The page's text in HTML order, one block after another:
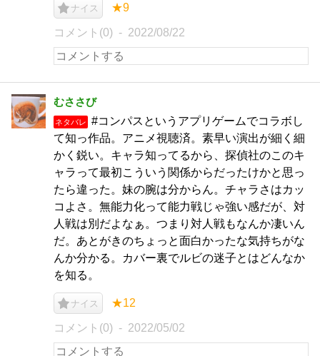
ナイス ★9
コメント(0) 2022/08/22
むささび
ネタバレ
#コンパスというアプリゲームでコラボし
て知っ作品。アニメ視聴済。素早い演出が細く細
かく鋭い。キャラ知ってるから、探偵社のこのキ
ャラって最初こういう関係からだったけかと思っ
たら違った。妹の腕は分からん。チャラさはカッ
コよさ。無能力化って能力戦じゃ強い感だが、対
人戦は別だよなぁ。つまり対人戦もなんか凄いん
だ。あとがきのちょっと面白かったな気持ちがな
んか分かる。カバー裏でルビの迷子とはどんなか
を知る。
ナイス ★12
コメント(0) 2022/05/02